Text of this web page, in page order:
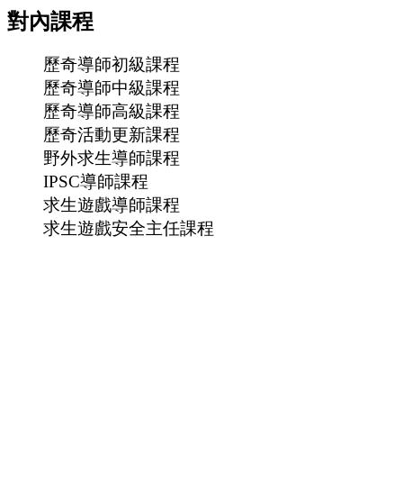
對內課程
歷奇導師初級課程
歷奇導師中級課程
歷奇導師高級課程
歷奇活動更新課程
野外求生導師課程
IPSC導師課程
求生遊戲導師課程
求生遊戲安全主任課程